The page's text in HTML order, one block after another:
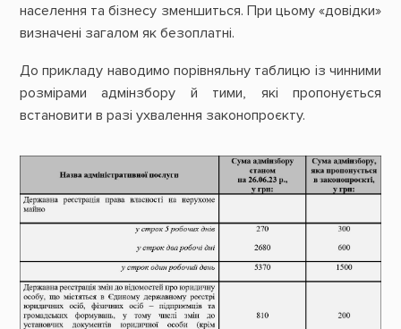
населення та бізнесу зменшиться. При цьому «довідки»
визначені загалом як безоплатні.
До прикладу наводимо порівняльну таблицю із чинними
розмірами адмінзбору й тими, які пропонується
встановити в разі ухвалення законопроєкту.